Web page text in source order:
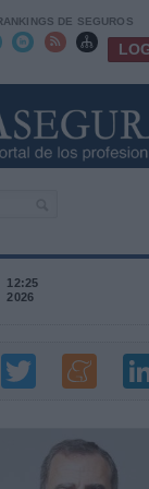
DE SEGUROS
  
12:25
2026